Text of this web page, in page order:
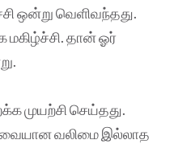
ஒன்று வெளிவந்தது.
தான் ஓர்
முயற்சி செய்தது.
வலிமை இல்லாத